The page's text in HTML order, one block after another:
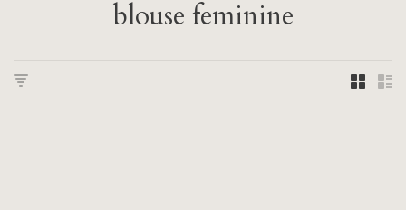
blouse feminine